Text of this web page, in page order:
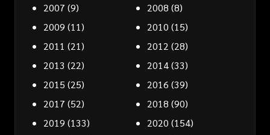
2007 (9) 2008 (8)
2009 (11) 2010 (15)
2011 (21) 2012 (28)
2013 (22) 2014(33)
2015 (25) 2016 (39)
2017 (52) 2018 (90)
2019 (133) 2020 (154)